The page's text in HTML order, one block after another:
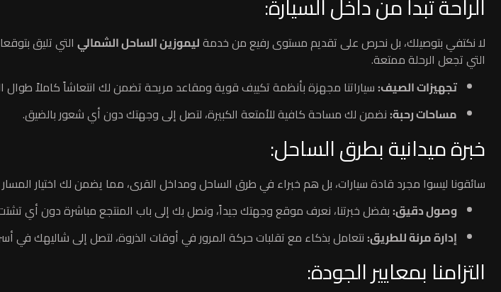
لا نكتفي بتوصيلك، بل نحرص على تقديم مستوى رفيع من خدمةليموزين الساحل الشماليالتي تليق
التي تجعل الرحلة ممتعة.
تجهيزات الصيف:سياراتنا مجهزة بأنظمة تكييف قوية ومقاعد مريحة تضمن لك انتعاشاً كاملاً طوال
مساحات رحبة:نضمن لك مساحة كافية للأمتعة الكبيرة، لتصل إلى وجهتك دون أي شعور بالضيق.
خبرة ميدانية بطرق الساحل:
سائقونا ليسوا مجرد قادة سيارات، بل هم خبراء في طرق الساحل ومداخل القرى، مما يضمن لك اختيار المسار
وصول دقيق:بفضل خبرتنا، نعرف موقع وجهتك جيداً، ونصل بك إلى باب المنتجع مباشرة دون أي
إدارة مرنة للطريق:نتعامل بذكاء مع تقلبات حركة المرور في أوقات الذروة، لتصل إلى شاليهك
التزامنا بمعايير الجودة: